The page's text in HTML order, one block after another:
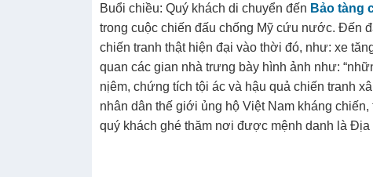
Buổi chiều: Quý khách di chuyển đến Bảo tàng
trong cuộc chiến đấu chống Mỹ cứu nước. Đến
chiến tranh thật hiện đại vào thời đó, như: xe
quan các gian nhà trưng bày hình ảnh như:
nịêm, chứng tích tội ác và hậu quả chiến tranh
nhân dân thế giới ủng hộ Việt Nam kháng
quý khách ghé thăm nơi được mệnh danh là